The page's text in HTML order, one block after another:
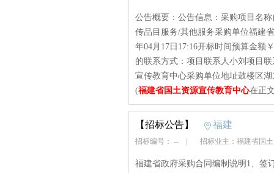
公告概要：公告信息：采购项目名
传品目服务/其他服务采购单位福建
年04月17日17:16开标时间预算金额
的联系方式：项目联系人小刘项目
宣传教育中心采购单位地址鼓楼区
(福建省国土资源宣传教育中心在正
【招标公告】 福建
招标编号： -- 招标业主：福建省国
福建省政府采购合同编制说明1、签